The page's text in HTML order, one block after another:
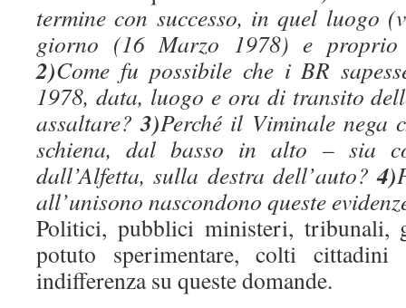
termine con successo, in quel luogo
giorno (16 Marzo 1978) e proprio
2)Come fu possibile che i BR
1978, data, luogo e ora di transito
assaltare?3)Perché il Viminale nega
schiena, dal basso in alto – sia
dall’Alfetta, sulla destra dell’auto?4)
all’unisono nascondono queste
Politici, pubblici ministeri, tribunali,
potuto sperimentare, colti cittadini
indifferenza su queste domande.